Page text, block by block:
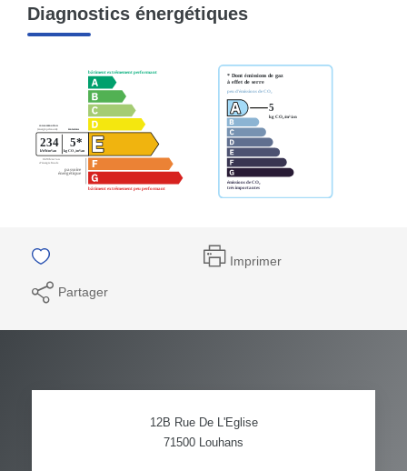
Diagnostics énergétiques
Imprimer
Partager
12B Rue De L'Eglise
71500 Louhans